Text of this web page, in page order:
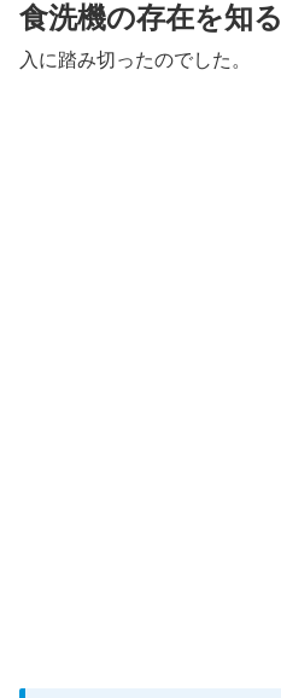
食洗機の存在を知る
入に踏み切ったのでした。